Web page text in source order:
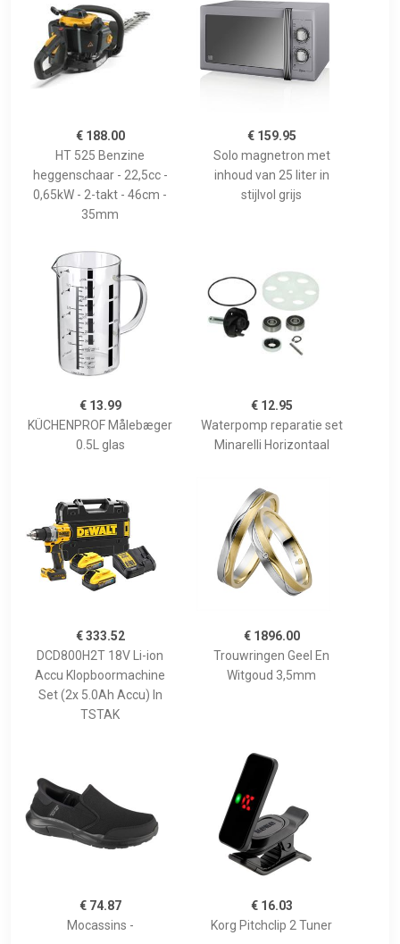
€ 188.00
HT 525 Benzine
heggenschaar - 22,5cc -
0,65kW - 2-takt - 46cm -
35mm
€ 159.95
Solo magnetron met
inhoud van 25 liter in
stijlvol grijs
€ 13.99
KÜCHENPROF Målebæger
0.5L glas
€ 12.95
Waterpomp reparatie set
Minarelli Horizontaal
€ 333.52
DCD800H2T 18V Li-ion
Accu Klopboormachine
Set (2x 5.0Ah Accu) In
TSTAK
€ 1896.00
Trouwringen Geel En
Witgoud 3,5mm
€ 74.87
Mocassins -
€ 16.03
Korg Pitchclip 2 Tuner